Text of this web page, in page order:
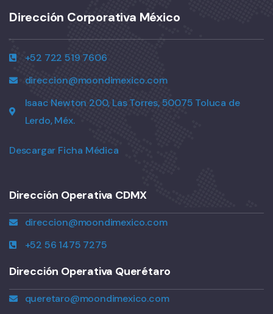
Dirección Corporativa México
+52 722 519 7606
direccion@moondimexico.com
Isaac Newton 200, Las Torres, 50075 Toluca de
Lerdo, Méx.
Descargar Ficha Médica
Dirección Operativa CDMX
direccion@moondimexico.com
+52 56 1475 7275
Dirección Operativa Querétaro
queretaro@moondimexico.com